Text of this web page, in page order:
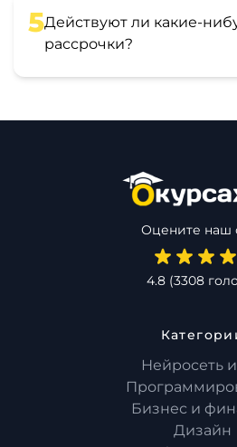
5Действуют ли какие-
рассрочки?
Оцените наш
4.8(3308
Нейросеть
Бизнес и
Дизайн